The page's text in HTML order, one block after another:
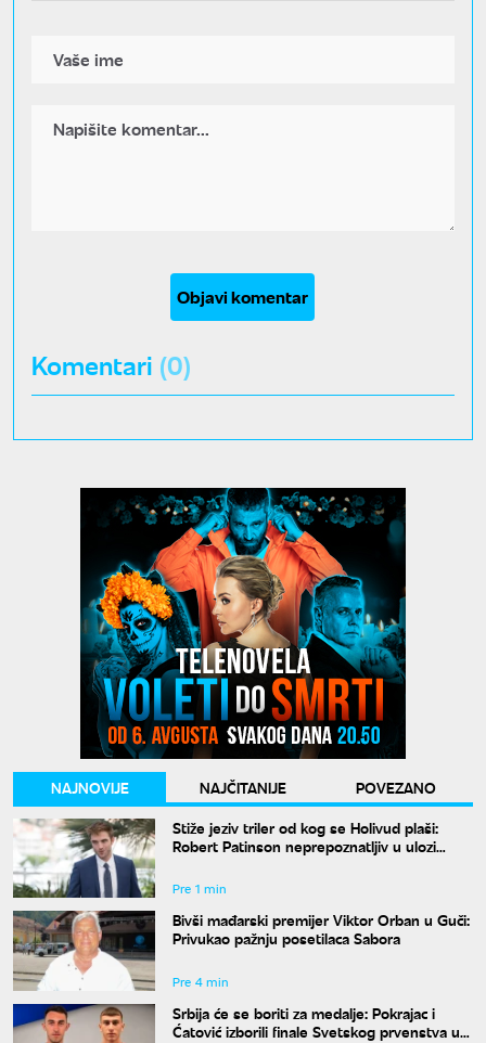
Objavi komentar
Komentari (0)
NAJNOVIJE NAJČITANIJE
POVEZANO
Stiže jeziv triler od kog se Holivud plaši:
Robert Patinson neprepoznatljiv u ulozi
Pre 1 min
Bivši mađarski premijer Viktor Orban u Guči:
Privukao pažnju posetilaca Sabora
Pre 4 min
Srbija će se boriti za medalje: Pokrajac i
Ćatović izborili finale Svetskog prvenstva u